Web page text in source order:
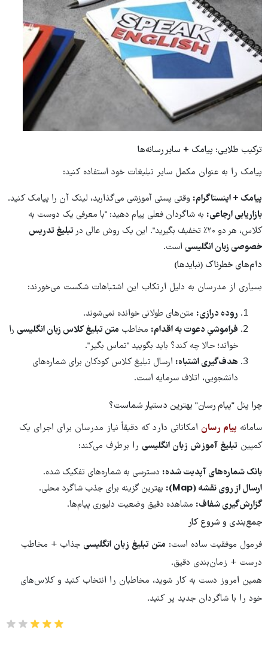
ترکیب طلایی: پیامک + سایر رسانه‌ها
پیامک را به عنوان مکمل سایر تبلیغات خود استفاده کنید:
پیامک + اینستاگرام: وقتی پستی آموزشی می‌گذارید، لینک آن را پیامک کنید.
بازاریابی ارجاعی: به شاگردان فعلی پیام دهید: "با معرفی یک دوست به
کلاس، هر دو ۲۰٪ تخفیف بگیرید". این یک روش عالی در
تبلیغ تدریس
خصوصی زبان انگلیسی است.
دام‌های خطرناک (نبایدها)
بسیاری از مدرسان به دلیل ارتکاب این اشتباهات شکست می‌خورند:
روده درازی: متن‌های طولانی خوانده نمی‌شوند.
فراموشیِ دعوت به اقدام: مخاطب متن تبلیغ کلاس زبان انگلیسی را
خواند؛ حالا چه کند؟ باید بگویید "تماس بگیر".
هدف‌گیری اشتباه: ارسال تبلیغ کلاس کودکان برای شماره‌های
دانشجویی، اتلاف سرمایه است.
چرا پنل "پیام‌ رسان" بهترین دستیار شماست؟
سامانه پیام‌ رسان امکاناتی دارد که دقیقاً نیاز مدرسان برای اجرای یک
کمپین تبلیغ آموزش زبان انگلیسی را برطرف می‌کند:
بانک شماره‌های آپدیت شده: دسترسی به شماره‌های تفکیک شده.
ارسال از روی نقشه (Map
): بهترین گزینه برای جذب شاگرد محلی.
گزارش‌گیری شفاف: مشاهده دقیق وضعیت دلیوری پیام‌ها.
جمع‌بندی و شروع کار
فرمول موفقیت ساده است: متن تبلیغ زبان انگلیسی جذاب + مخاطب
درست + زمان‌بندی دقیق.
همین امروز دست به کار شوید، مخاطبان را انتخاب کنید و کلاس‌های
خود را با شاگردان جدید پر کنید.